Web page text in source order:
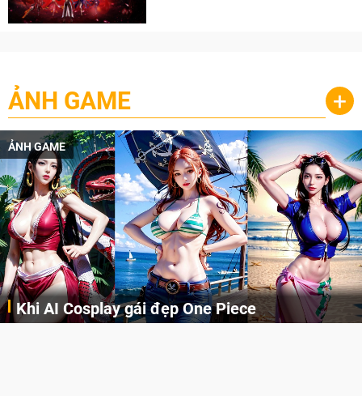
ẢNH GAME +
ẢNH GAME
Khi AI Cosplay gái đẹp One Piece